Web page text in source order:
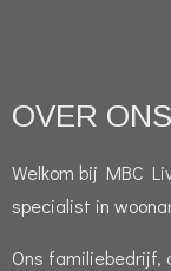
OVER ONS
Welkom bij MBC
specialist in
Ons familiebedrijf,